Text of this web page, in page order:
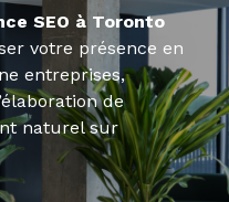
SEO à Toronto
votre présence en
entreprises,
de
naturel sur